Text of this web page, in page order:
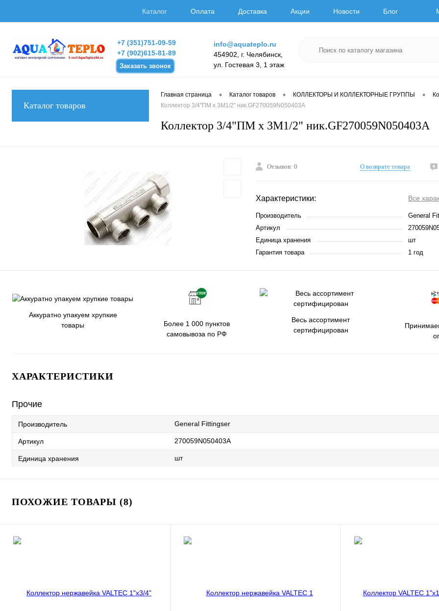
Каталог Оплата Доставка Акции Новости Блог
+7 (351)751-09-59
+7 (902)615-81-89
Заказать звонок
info@aquateplo.ru
454902, г. Челябинск,
ул. Гостевая 3, 1 этаж
Каталог товаров
Главная страница • Каталог товаров • КОЛЛЕКТОРЫ И КОЛЛЕКТОРНЫЕ ГРУППЫ •
Коллектор 3/4"ПМ х 3М1/2" ник.GF270059N050403A
Коллектор 3/4"ПМ х 3М1/2" ник.GF270059N050403A
Отзывов: 0 О возврате товара
Характеристики: Все
Производитель
General
Артикул
Единица хранения
шт
Гарантия товара
1 год
Аккуратно упакуем хрупкие
товары
Более 1 000 пунктов
самовывоза по РФ
Весь ассортимент
сертифицирован
ХАРАКТЕРИСТИКИ
Прочие
Производитель General Fittingser
Артикул 270059N050403A
Единица хранения шт
ПОХОЖИЕ ТОВАРЫ (8)